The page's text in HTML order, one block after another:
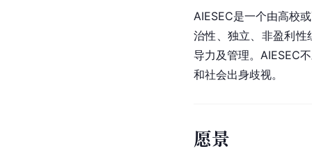
AIESEC是一个由高校
治性、独立、非盈利性
导力及管理。AIESEC
和社会出身歧视。
愿景